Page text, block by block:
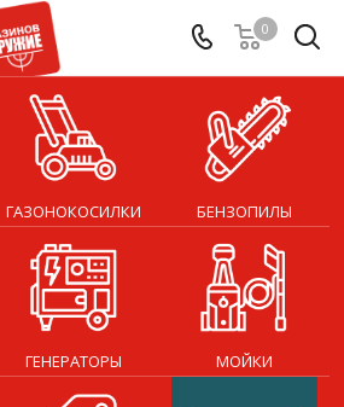
0
ГАЗОНОКОСИЛКИ БЕНЗОПИЛЫ
ГЕНЕРАТОРЫ МОЙКИ